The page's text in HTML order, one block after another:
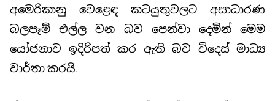
අමෙරිකානු වෙළෙඳ කටයුතුවලට අසාධාරණ
බලපෑම් එල්ල වන බව පෙන්වා දෙමින් මෙම
යෝජනාව ඉදිරිපත් කර ඇති බව විදෙස් මාධ්‍ය
වාර්තා කරයි.